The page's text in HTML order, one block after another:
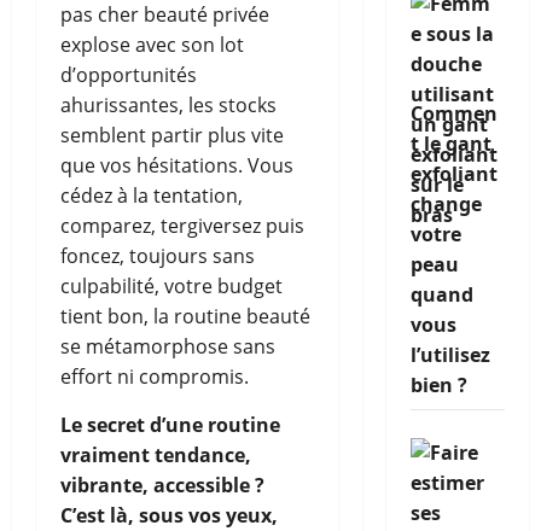
pas cher beauté privée
explose avec son lot
d’opportunités
ahurissantes, les stocks
semblent partir plus vite
que vos hésitations. Vous
cédez à la tentation,
comparez, tergiversez puis
foncez, toujours sans
culpabilité, votre budget
tient bon, la routine beauté
se métamorphose sans
effort ni compromis.
Le secret d’une routine
vraiment tendance,
vibrante, accessible ?
C’est là, sous vos yeux,
Commen
t le gant
exfoliant
change
votre
peau
quand
vous
l’utilisez
bien ?